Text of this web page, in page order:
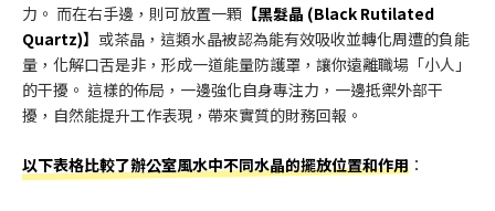
力。 而在右手邊，則可放置一顆 【黑髮晶 (Black Rutilated
Quartz)】 或茶晶，這類水晶被認為能有效吸收並轉化周遭的負能
量，化解口舌是非，形成一道能量防護罩，讓你遠離職場「小人」
的干擾。 這樣的佈局，一邊強化自身專注力，一邊抵禦外部干
擾，自然能提升工作表現，帶來實質的財務回報。
以下表格比較了辦公室風水中不同水晶的擺放位置和作用 ：